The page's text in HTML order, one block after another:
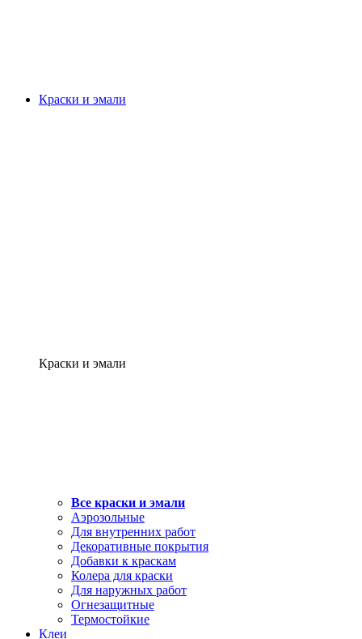
Краски и эмали
Краски и эмали
Все краски и эмали
Аэрозольные
Для внутренних работ
Декоративные покрытия
Добавки к краскам
Колера для краски
Для наружных работ
Огнезащитные
Термостойкие
Клеи